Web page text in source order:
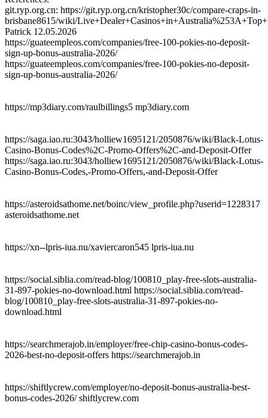
git.ryp.org.cn: https://git.ryp.org.cn/kristopher30c/compare-craps-in-
brisbane8615/wiki/
Patrick 12.05.2026
https://guateempleos.com/companies/free-100-pokies-no-deposit-
sign-up-bonus-australia-2026/
https://guateempleos.com/companies/free-100-pokies-no-deposit-
sign-up-bonus-australia-2026/
https://mp3diary.com/raulbillings5 mp3diary.com
https://saga.iao.ru:3043/holliew1695121/2050876/wiki/Black-Lotus-
Casino-Bonus-Codes%2C-Promo-Offers%2C-and-Deposit-Offer
https://saga.iao.ru:3043/holliew1695121/2050876/wiki/Black-Lotus-
Casino-Bonus-Codes,-Promo-Offers,-and-Deposit-Offer
https://asteroidsathome.net/boinc/view_profile.php?userid=1228317
asteroidsathome.net
https://xn--lpris-iua.nu/xaviercaron545 lpris-iua.nu
https://social.siblia.com/read-blog/100810_play-free-slots-australia-
31-897-pokies-no-download.html https://social.siblia.com/read-
blog/100810_play-free-slots-australia-31-897-pokies-no-
download.html
https://searchmerajob.in/employer/free-chip-casino-bonus-codes-
2026-best-no-deposit-offers https://searchmerajob.in
https://shiftlycrew.com/employer/no-deposit-bonus-australia-best-
bonus-codes-2026/ shiftlycrew.com